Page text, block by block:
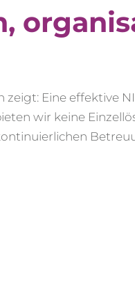
Eine effektive
wir keine